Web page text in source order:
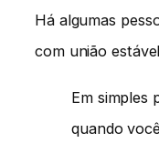
Há algumas
com união
Em simples
quando